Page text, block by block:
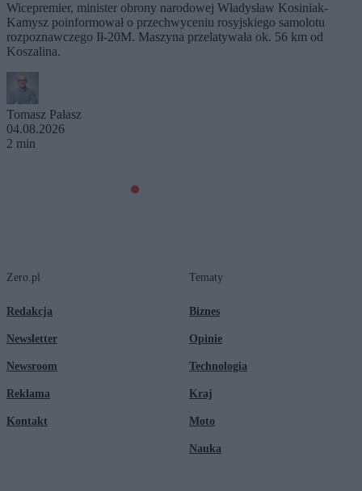
Wicepremier, minister obrony narodowej Władysław Kosiniak-
Kamysz poinformował o przechwyceniu rosyjskiego samolotu
rozpoznawczego Ił-20M. Maszyna przelatywała ok. 56 km od
Koszalina.
Tomasz Pałasz
04.08.2026
2 min
Zero.pl
Redakcja
Newsletter
Newsroom
Reklama
Kontakt
Tematy
Biznes
Opinie
Technologia
Kraj
Moto
Nauka